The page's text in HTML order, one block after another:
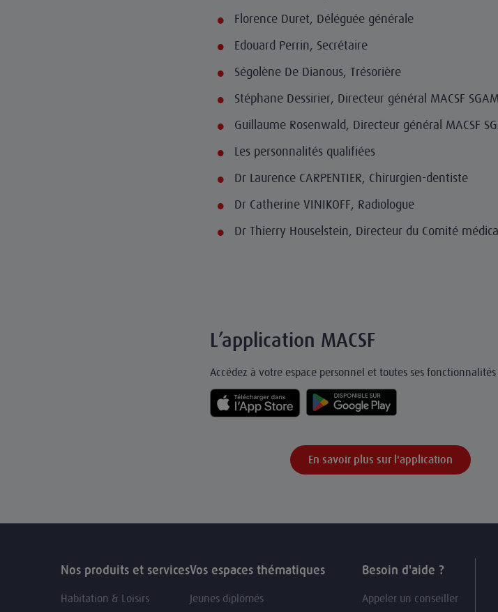
Florence Duret, Déléguée générale
Edouard Perrin, Secrétaire
Ségolène De Dianous, Trésorière
Stéphane Dessirier, Directeur général MACSF SGAM
Guillaume Rosenwald, Directeur général MACSF
Les personnalités qualifiées
Dr Laurence CARPENTIER, Chirurgien-dentiste
Dr Catherine VINIKOFF, Radiologue
Dr Thierry Houselstein, Directeur du Comité médical
L’application MACSF
Accédez à votre espace personnel et toutes ses
En savoir plus sur l'application
Nos produits et services
Habitation & Loisirs
Vos espaces thématiques
Jeunes diplômés
Besoin d'aide ?
Appeler un conseiller